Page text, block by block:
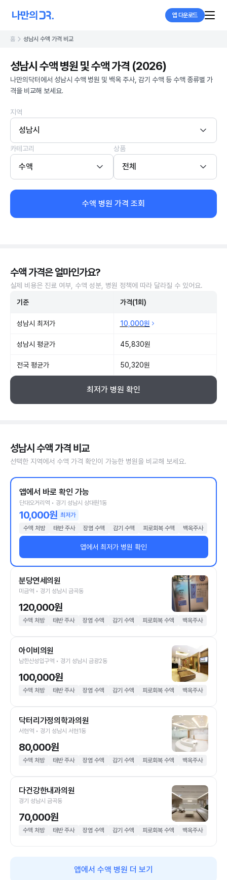
앱 다운로드
홈 성남시 수액 가격 비교
성남시 수액 병원 및 수액 가격 (2026)
나만의닥터에서 성남시 수액 병원 및 백옥 주사, 감기 수액 등 수액 종류별 가
격을 비교해 보세요.
지역
성남시
카테고리
수액
상품
전체
수액 병원 가격 조회
수액 가격은 얼마인가요?
실제 비용은 진료 여부, 수액 성분, 병원 정책에 따라 달라질 수 있어요.
기준 가격(1회)
성남시 최저가 10,000원
성남시 평균가 45,830원
전국 평균가 50,320원
최저가 병원 확인
성남시 수액 가격 비교
선택한 지역에서 수액 가격 확인이 가능한 병원을 비교해 보세요.
앱에서 바로 확인 가능
단대오거리역 • 경기 성남시 상대원1동
10,000원 최저가
수액 처방
태반 주사 장염 수액 감기 수액 피로회복 수액 백옥주사
앱에서 최저가 병원 확인
분당연세의원
미금역 • 경기 성남시 금곡동
120,000원
수액 처방 태반 주사 장염 수액 감기 수액 피로회복 수액 백옥주사
아이비의원
남한산성입구역 • 경기 성남시 금광2동
100,000원
수액 처방 태반 주사 장염 수액 감기 수액 피로회복 수액 백옥주사
닥터리가정의학과의원
서현역 • 경기 성남시 서현1동
80,000원
수액 처방 태반 주사 장염 수액 감기 수액 피로회복 수액 백옥주사
다건강한내과의원
경기 성남시 금곡동
70,000원
수액 처방 태반 주사 장염 수액 감기 수액 피로회복 수액 백옥주사
앱에서 수액 병원 더 보기